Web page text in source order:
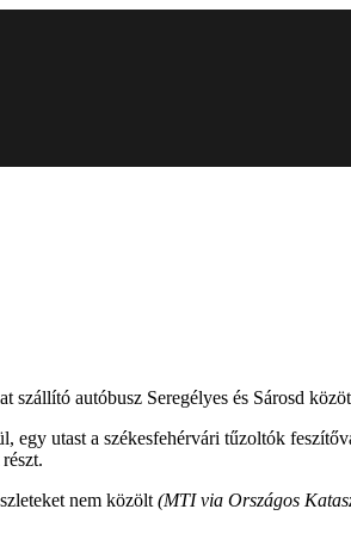
autóbusz Seregélyes és Sárosd
egy utast a székesfehérvári tűzoltók
nem közölt (MTI via Országos